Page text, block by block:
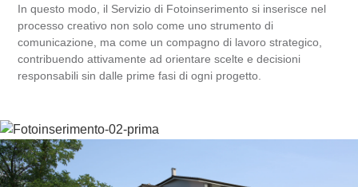
In questo modo, il Servizio di Fotoinserimento si inserisce nel
processo creativo non solo come uno strumento di
comunicazione, ma come un compagno di lavoro strategico,
contribuendo attivamente ad orientare scelte e decisioni
responsabili sin dalle prime fasi di ogni progetto.